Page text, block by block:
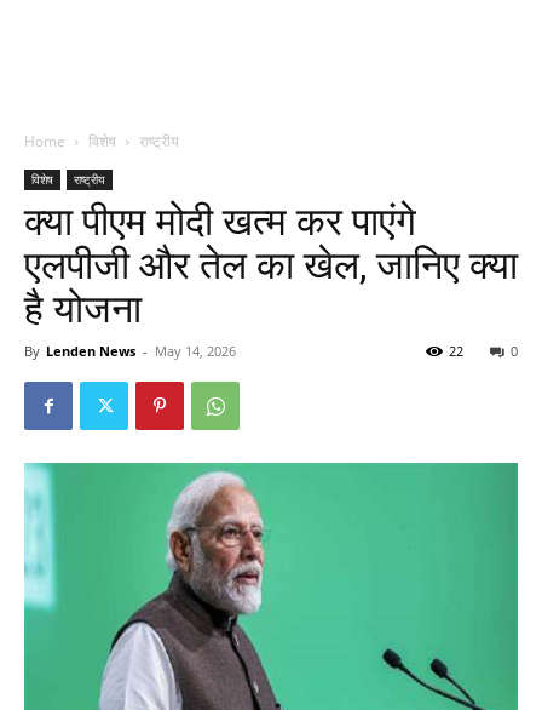
Home विशेष राष्ट्रीय
विशेष राष्ट्रीय
क्या पीएम मोदी खत्म कर पाएंगे
एलपीजी और तेल का खेल, जानिए क्या
है योजना
By Lenden News - May 14, 2026 0
22